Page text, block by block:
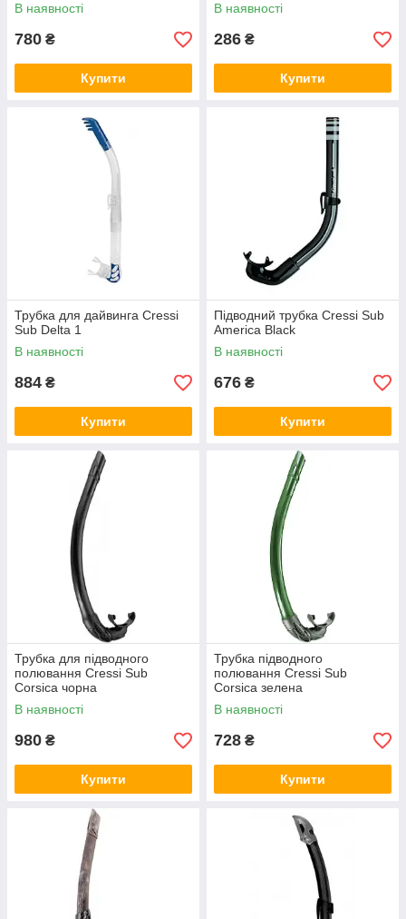
В наявності
780 ₴
Купити
В наявності
286 ₴
Купити
Трубка для дайвинга Cressi
Sub Delta 1
В наявності
884 ₴
Купити
Підводний трубка Cressi Sub
America Black
В наявності
676 ₴
Купити
Трубка для підводного
полювання Cressi Sub
Corsica чорна
В наявності
980 ₴
Купити
Трубка підводного
полювання Cressi Sub
Corsica зелена
В наявності
728 ₴
Купити